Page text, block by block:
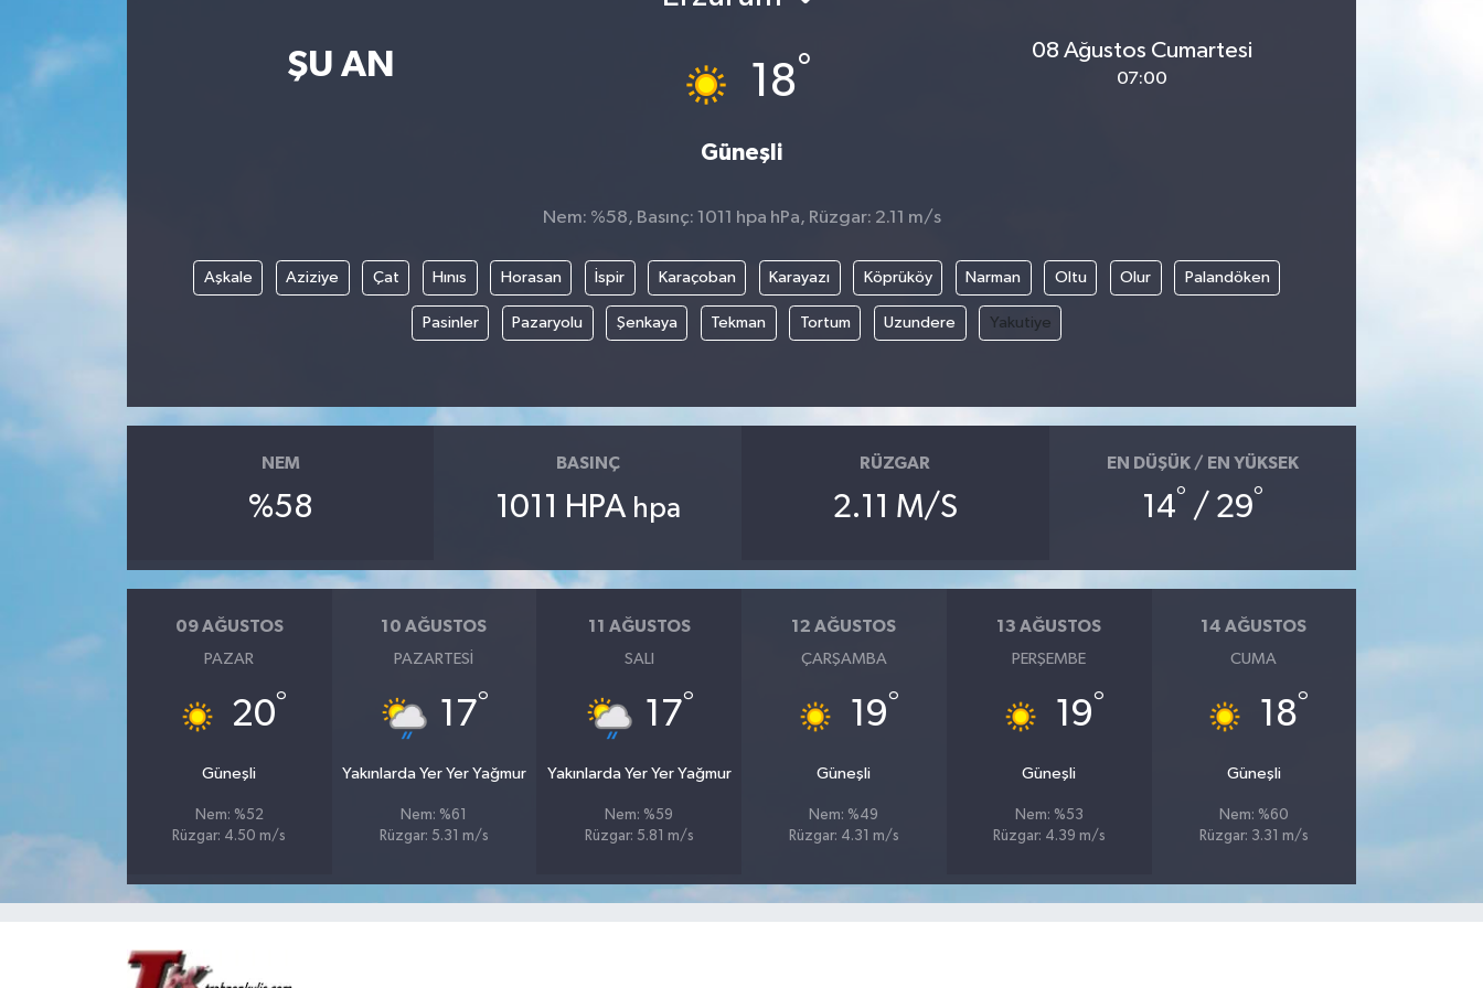
ŞU AN 18°
Güneşli
08 Ağustos Cumartesi
07:00
Nem: %58, Basınç: 1011 hpa hPa, Rüzgar: 2.11 m/s
Aşkale Aziziye Çat Hınıs Horasan İspir Karaçoban Karayazı Köprüköy Narman Oltu Olur Palandöken
Pasinler Pazaryolu Şenkaya Tekman Tortum Uzundere Yakutiye
NEM
%58
BASINÇ
1011 HPA hpa
RÜZGAR
2.11 M/S
EN DÜŞÜK / EN YÜKSEK
14° / 29°
09 AĞUSTOS
PAZAR
20°
Güneşli
Nem: %52
Rüzgar: 4.50 m/s
10 AĞUSTOS
PAZARTESI
17°
Yakınlarda Yer Yer Yağmur
Nem: %61
Rüzgar: 5.31 m/s
11 AĞUSTOS
SALI
17°
Yakınlarda Yer Yer Yağmur
Nem: %59
Rüzgar: 5.81 m/s
12 AĞUSTOS
ÇARŞAMBA
19°
Güneşli
Nem: %49
Rüzgar: 4.31 m/s
13 AĞUSTOS
PERŞEMBE
19°
Güneşli
Nem: %53
Rüzgar: 4.39 m/s
14 AĞUSTOS
CUMA
18°
Güneşli
Nem: %60
Rüzgar: 3.31 m/s